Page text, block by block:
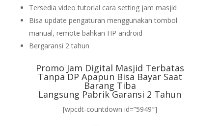
Tersedia video tutorial cara setting jam masjid
Bisa update pengaturan menggunakan tombol
manual, remote bahkan HP android
Bergaransi 2 tahun
Promo Jam Digital Masjid Terbatas
Tanpa DP Apapun Bisa Bayar Saat
Barang Tiba
Langsung Pabrik Garansi 2 Tahun
[wpcdt-countdown id=”5949″]